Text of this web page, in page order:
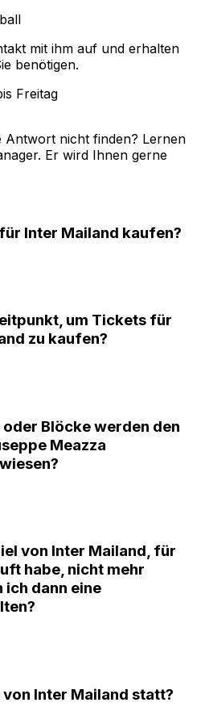
mit ihm auf und erhalten
benötigen.
Freitag
Antwort nicht finden? Lernen
Er wird Ihnen gerne
Inter Mailand kaufen?
um Tickets für
zu kaufen?
Blöcke werden den
Meazza
von Inter Mailand, für
habe, nicht mehr
ich dann eine
Inter Mailand statt?